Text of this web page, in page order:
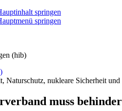
springen
springen
(hib)
Naturschutz, nukleare Sicherheit
muss